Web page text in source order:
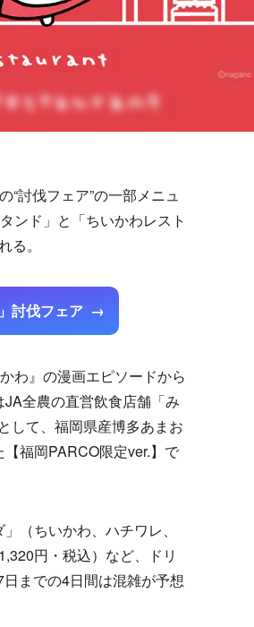
討伐フェア”の一部メニュ
ンド」と「ちいかわレスト
。
討伐フェア
わ』の漫画エピソードから
全農の直営飲食店舗「み
して、福岡県産博多あまお
福岡PARCO限定ver.】で
（ちいかわ、ハチワレ、
円・税込）など、ドリ
までの4日間は混雑が予想